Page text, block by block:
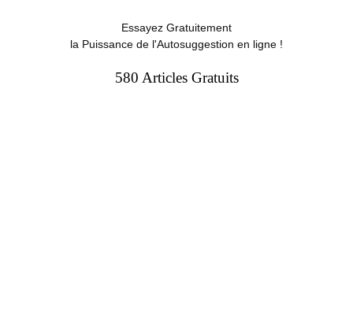
Essayez Gratuitement
la Puissance de l'Autosuggestion en ligne !
580 Articles Gratuits